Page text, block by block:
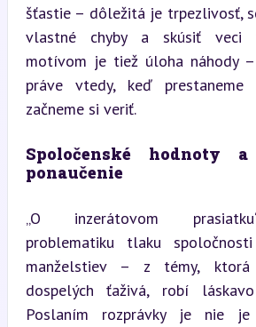
šťastie – dôležitá je trpezlivosť,
vlastné chyby a skúsiť veci
motívom je tiež úloha náhody
práve vtedy, keď
začneme si veriť.
Spoločenské hodnoty a
ponaučenie
„O inzerátovom
problematiku tlaku
manželstiev – z témy,
dospelých ťaživá, robí
Poslaním rozprávky je nie